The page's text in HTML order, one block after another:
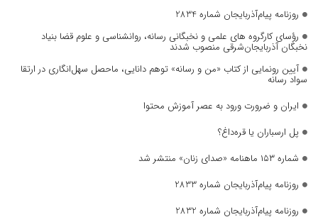
روزنامه پیام‌آذربایجان شماره 2834
رؤسای کارگروه های علمی و نخبگانی رسانه، روانشناسی و علوم قضا بنیاد
نخبگان آذربایجان‌شرقی منصوب شدند
آیین رونمایی از کتاب «من و رسانه» توهم دانایی، ماحصل سهل‌انگاری در ارتقا
سواد رسانه
ایران و ضرورت ورود به عصر آموزش محتوا
پل ارسباران یا قره‌داغ؟
شماره ۱۵۳ ماهنامه «صدای زنان» منتشر شد
روزنامه پیام‌آذربایجان شماره 2833
روزنامه پیام‌آذربایجان شماره 2832